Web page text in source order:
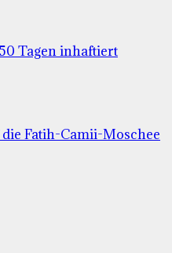
Tagen inhaftiert
Fatih-Camii-Moschee